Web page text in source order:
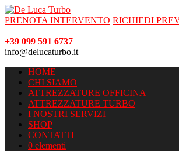
PRENOTA INTERVENTO RICHIEDI
+39 099 591 6737
info@delucaturbo.it
HOME
CHI SIAMO
ATTREZZATURE OFFICINA
ATTREZZATURE TURBO
I NOSTRI SERVIZI
SHOP
CONTATTI
0 elementi